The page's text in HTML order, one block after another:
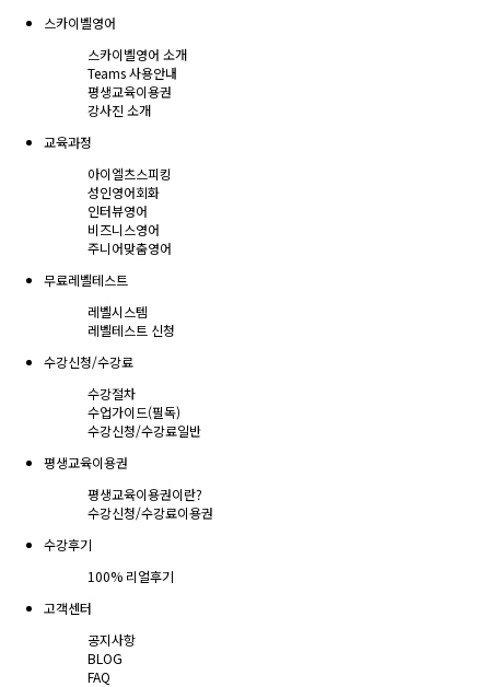
스카이벨영어
스카이벨영어 소개
Teams 사용안내
평생교육이용권
강사진 소개
교육과정
아이엘츠스피킹
성인영어회화
인터뷰영어
비즈니스영어
주니어맞춤영어
무료레벨테스트
레벨시스템
레벨테스트 신청
수강신청/수강료
수강절차
수업가이드(필독)
수강신청/수강료일반
평생교육이용권
평생교육이용권이란?
수강신청/수강료이용권
수강후기
100% 리얼후기
고객센터
공지사항
BLOG
FAQ